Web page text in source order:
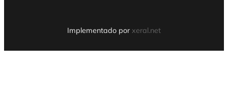
Implementado por xeral.net